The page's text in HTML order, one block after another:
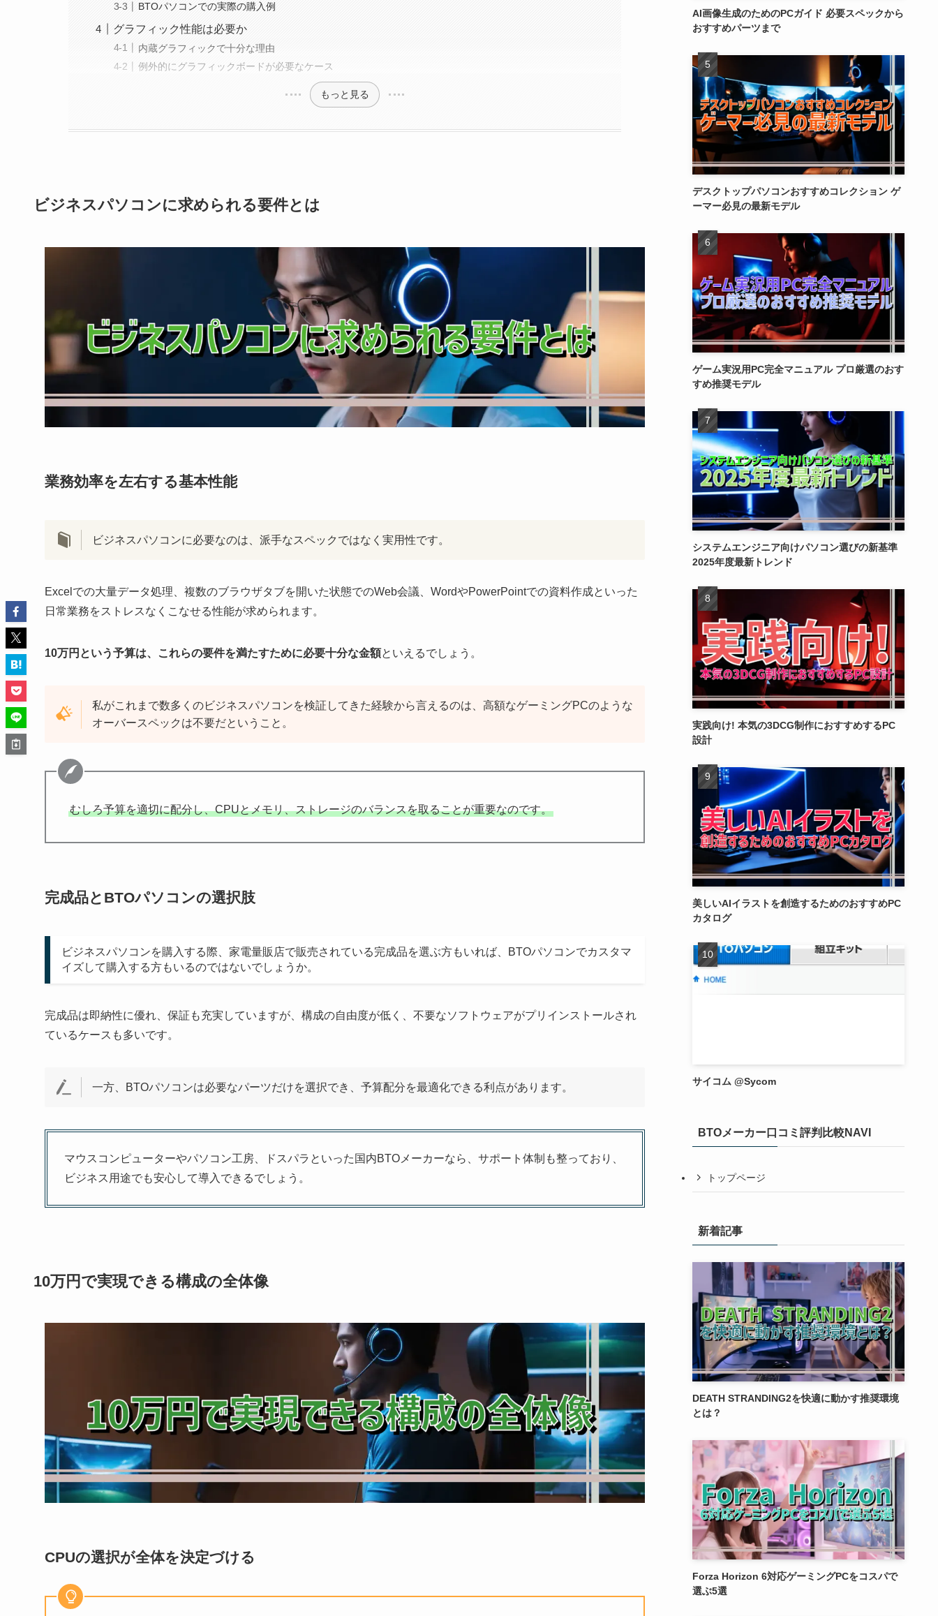
BTOパソコンでの実際の購入例
グラフィック性能は必要か
内蔵グラフィックで十分な理由
例外的にグラフィックボードが必要なケース
もっと見る
ビジネスパソコンに求められる要件とは
業務効率を左右する基本性能
ビジネスパソコンに必要なのは、派手なスペックではなく実用性です。
Excelでの大量データ処理、複数のブラウザタブを開いた状態でのWeb会議、WordやPowerPointでの資料作成といった
日常業務をストレスなくこなせる性能が求められます。
10万円という予算は、これらの要件を満たすために必要十分な金額といえるでしょう。
私がこれまで数多くのビジネスパソコンを検証してきた経験から言えるのは、高額なゲーミングPCのような
オーバースペックは不要だということ。
むしろ予算を適切に配分し、CPUとメモリ、ストレージのバランスを取ることが重要なのです。
完成品とBTOパソコンの選択肢
ビジネスパソコンを購入する際、家電量販店で販売されている完成品を選ぶ方もいれば、BTOパソコンでカスタマ
イズして購入する方もいるのではないでしょうか。
完成品は即納性に優れ、保証も充実していますが、構成の自由度が低く、不要なソフトウェアがプリインストールされ
ているケースも多いです。
一方、BTOパソコンは必要なパーツだけを選択でき、予算配分を最適化できる利点があります。
マウスコンピューターやパソコン工房、ドスパラといった国内BTOメーカーなら、サポート体制も整っており、
ビジネス用途でも安心して導入できるでしょう。
10万円で実現できる構成の全体像
CPUの選択が全体を決定づける
AI画像生成のためのPCガイド 必要スペックから
おすすめパーツまで
デスクトップパソコンおすすめコレクション ゲ
ーマー必見の最新モデル
ゲーム実況用PC完全マニュアル プロ厳選のおす
すめ推奨モデル
システムエンジニア向けパソコン選びの新基準
2025年度最新トレンド
実践向け! 本気の3DCG制作におすすめするPC
設計
美しいAIイラストを創造するためのおすすめPC
カタログ
サイコム @Sycom
BTOメーカー口コミ評判比較NAVI
トップページ
新着記事
DEATH STRANDING2を快適に動かす推奨環境
とは？
Forza Horizon 6対応ゲーミングPCをコスパで
選ぶ5選